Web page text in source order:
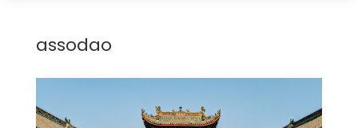
assodao